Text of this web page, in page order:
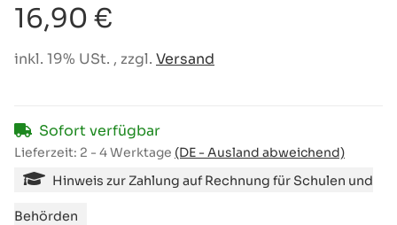
16,90 €
inkl. 19% USt. , zzgl. Versand
Sofort verfügbar
Lieferzeit: 2 - 4 Werktage (DE - Ausland abweichend)
Hinweis zur Zahlung auf Rechnung für Schulen und
Behörden